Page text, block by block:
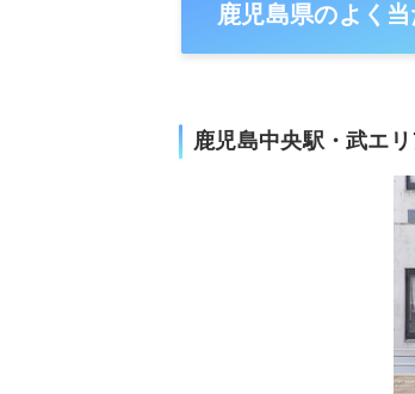
鹿児島県のよく
鹿児島中央駅・武エリ